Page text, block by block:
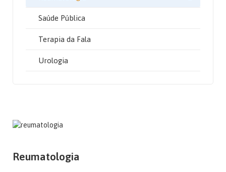
Saúde Pública
Terapia da Fala
Urologia
Reumatologia